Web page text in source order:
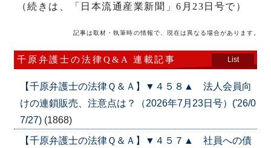
（続きは、「日本流通産業新聞」6月23日号で）
記事は取材・執筆時の情報で、現在は異なる場合があります。
千原弁護士の法律Q&A 連載記事 List
【千原弁護士の法律Ｑ＆Ａ】▼４５８▲ 法人会員向
けの連鎖販売、注意点は？（2026年7月23日号）('26/0
7/27) (1868)
【千原弁護士の法律Ｑ＆Ａ】▼４５７▲ 社員への債